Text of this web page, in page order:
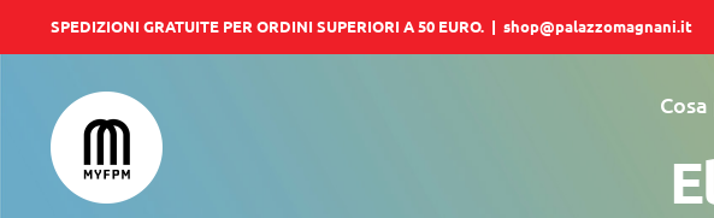
al
contenuto
SPEDIZIONI GRATUITE PER ORDINI SUPERIORI A 50 EURO. | shop@palazzomagnani.it